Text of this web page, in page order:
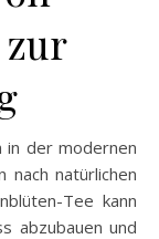
der modernen
nach natürlichen
Tee kann
abzubauen und